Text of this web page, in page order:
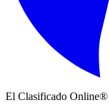
El Clasificado Online®